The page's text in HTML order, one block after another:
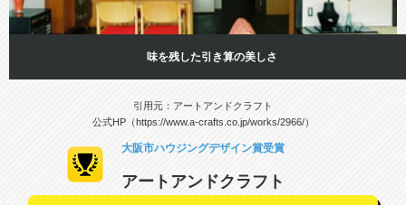
味を残した引き算の美しさ
引用元：アートアンドクラフト
公式HP（https://www.a-crafts.co.jp/works/2966/）
大阪市ハウジングデザイン賞受賞
アートアンドクラフト